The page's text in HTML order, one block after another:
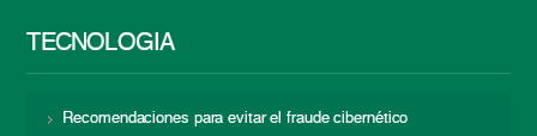
TECNOLOGÍA
Recomendaciones para evitar el fraude cibernético